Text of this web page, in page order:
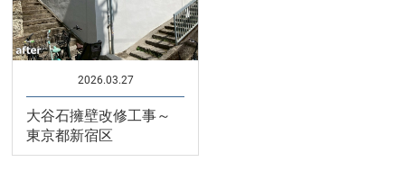
2026.03.27
大谷石擁壁改修工事～
東京都新宿区